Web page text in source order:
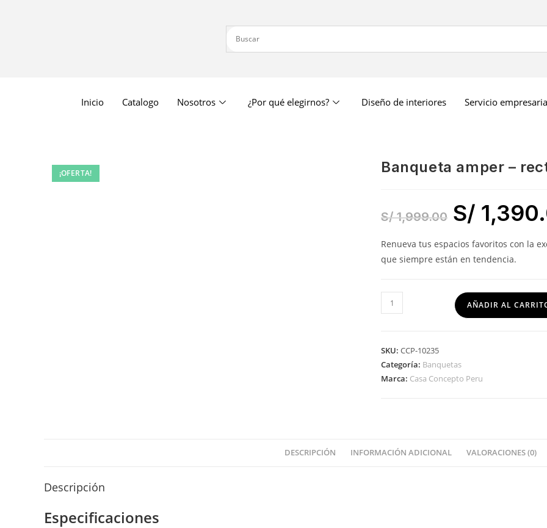
Inicio Catalogo Nosotros ¿Por qué elegirnos? Diseño de interiores Servicio
¡OFERTA! banqueta amper –
S/1,999.00 S/
Renueva tus espacios favoritos con la
que siempre están en tendencia.
AÑADIR AL
SKU: CCP-10235
Categoría: Banquetas
Marca: Casa Concepto Peru
DESCRIPCIÓN INFORMACIÓN ADICIONAL VALORACIONES (0)
Descripción
Especificaciones